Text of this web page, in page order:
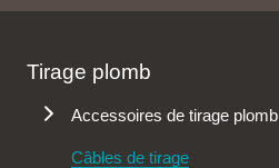
Tirage plomb
Accessoires de tirage plomb
Chaussettes de tirage plomb
Câbles de tirage